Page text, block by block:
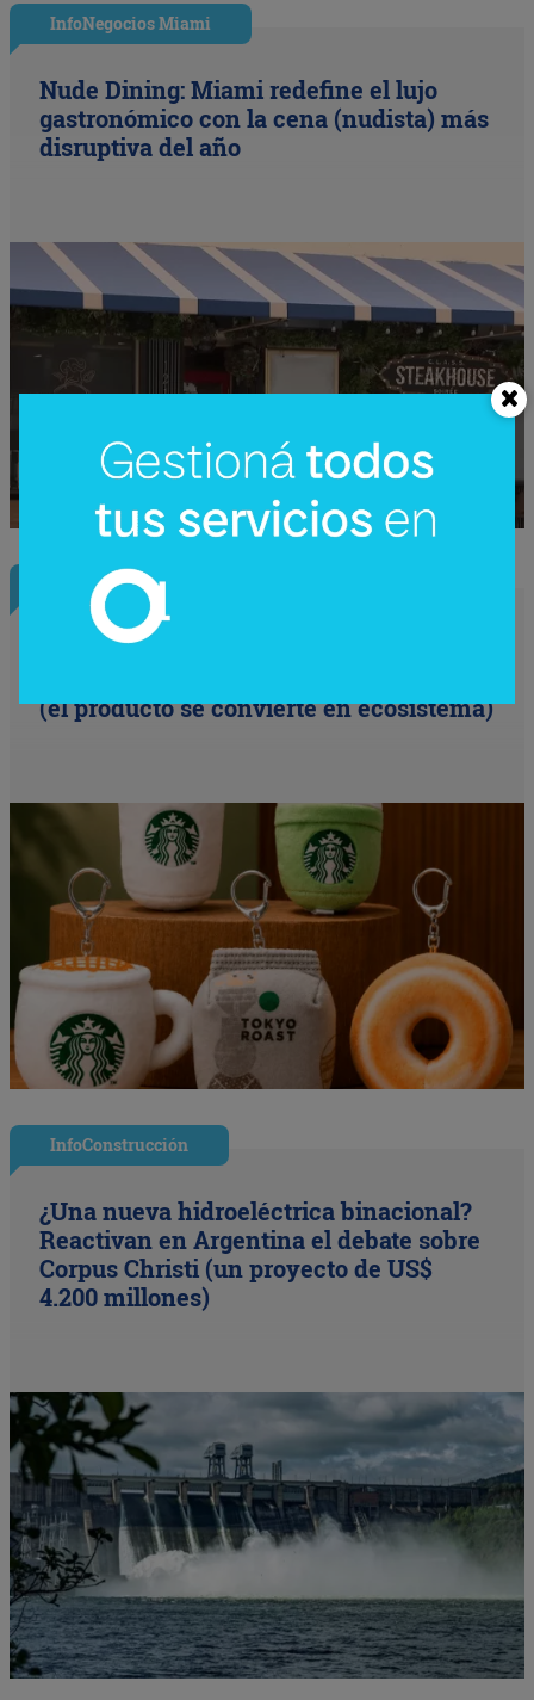
InfoNegocios Miami
Nude Dining: Miami redefine el lujo
gastronómico con la cena (nudista) más
disruptiva del año
InfoNegocios Miami
Starbucks Japón y la cápsula
(el producto se convierte en ecosistema)
InfoConstrucción
¿Una nueva hidroeléctrica binacional?
Reactivan en Argentina el debate sobre
Corpus Christi (un proyecto de US$
4.200 millones)